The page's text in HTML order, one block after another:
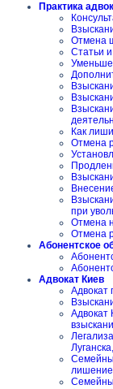
Практика
Отмена
Статьи
Как
Отмена
при
Отмена
Отмена
Абонентское
Адвокат Киев
Адвокат
Адвокат
лишение